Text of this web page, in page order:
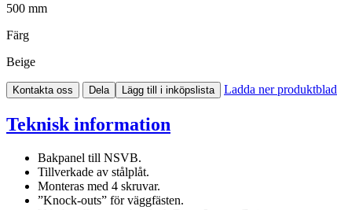
500 mm
Färg
Beige
Kontakta oss Dela Lägg till i inköpslista Ladda ner produktblad
Teknisk information
Bakpanel till NSVB.
Tillverkade av stålplåt.
Monteras med 4 skruvar.
”Knock-outs” för väggfästen.